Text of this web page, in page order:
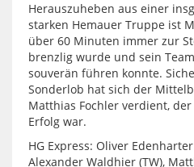
Herauszuheben aus einer
starken Hemauer Truppe ist
über 60 Minuten immer zur
brenzlig wurde und sein
souverän führen konnte.
Sonderlob hat sich der
Matthias Fochler verdient,
Erfolg war.
HG Express: Oliver
Alexander Waldhier (TW),